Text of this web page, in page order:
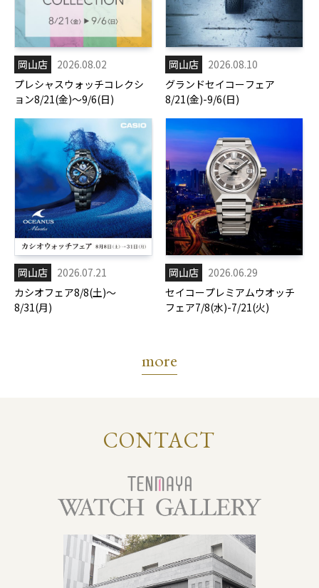
岡山店
2026.08.02
プレシャスウォッチコレクシ
ョン8/21(金)～9/6(日)
岡山店
2026.08.10
グランドセイコーフェア
8/21(金)-9/6(日)
岡山店
2026.07.21
カシオフェア8/8(土)～
8/31(月)
岡山店
2026.06.29
セイコープレミアムウオッチ
フェア7/8(水)-7/21(火)
more
CONTACT